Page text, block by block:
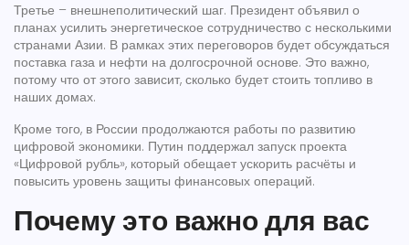
Третье – внешнеполитический шаг. Президент объявил о
планах усилить энергетическое сотрудничество с несколькими
странами Азии. В рамках этих переговоров будет обсуждаться
поставка газа и нефти на долгосрочной основе. Это важно,
потому что от этого зависит, сколько будет стоить топливо в
наших домах.
Кроме того, в России продолжаются работы по развитию
цифровой экономики. Путин поддержал запуск проекта
«Цифровой рубль», который обещает ускорить расчёты и
повысить уровень защиты финансовых операций.
Почему это важно для вас